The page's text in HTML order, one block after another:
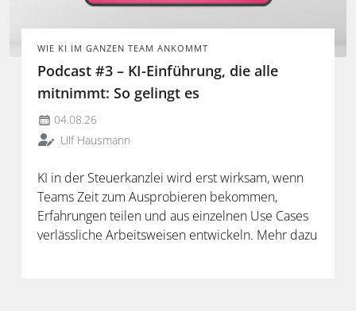
WIE KI IM GANZEN TEAM ANKOMMT
Podcast #3 – KI-Einführung, die alle
mitnimmt: So gelingt es
04.08.26
Ulf Hausmann
KI in der Steuerkanzlei wird erst wirksam, wenn
Teams Zeit zum Ausprobieren bekommen,
Erfahrungen teilen und aus einzelnen Use Cases
verlässliche Arbeitsweisen entwickeln. Mehr dazu